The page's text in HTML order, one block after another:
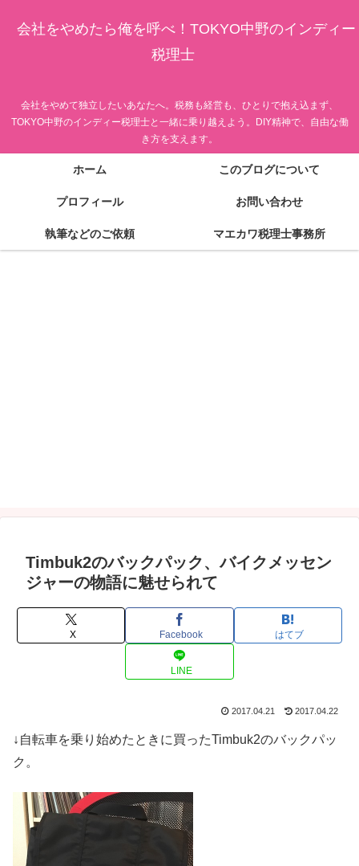
会社をやめたら俺を呼べ！TOKYO中野のインディー
税理士
会社をやめて独立したいあなたへ。税務も経営も、ひとりで抱え込まず、
TOKYO中野のインディー税理士と一緒に乗り越えよう。DIY精神で、自由な働
き方を支えます。
ホーム このブログについて
プロフィール お問い合わせ
執筆などのご依頼 マエカワ税理士事務所
Timbuk2のバックパック、バイクメッセン
ジャーの物語に魅せられて
X Facebook はてブ
LINE
2017.04.21 2017.04.22
↓自転車を乗り始めたときに買ったTimbuk2のバックパッ
ク。